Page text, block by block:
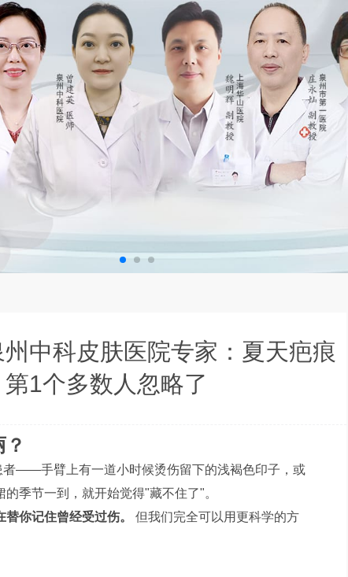
中科皮肤医院专家：夏天疤痕
1个多数人忽略了
——手臂上有一道小时候烫伤留下的浅褐色印子，或
季节一到，就开始觉得"藏不住了"。
你记住曾经受过伤。
但我们完全可以用更科学的方